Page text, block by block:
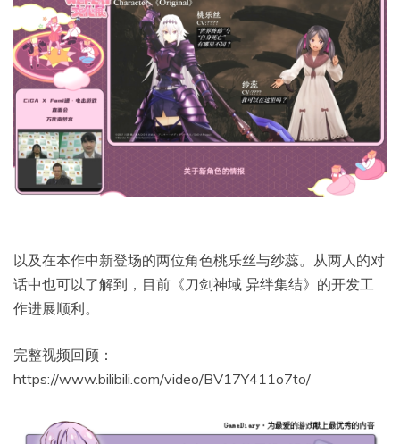
以及在本作中新登场的两位角色桃乐丝与纱蕊。从两人的对
话中也可以了解到，目前《刀剑神域 异绊集结》的开发工
作进展顺利。
完整视频回顾：
https://www.bilibili.com/video/BV17Y411o7to/